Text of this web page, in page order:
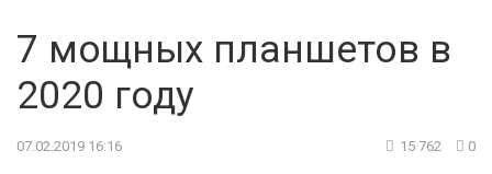
7 мощных планшетов в
2020 году
07.02.2019 16:16 15 762 0